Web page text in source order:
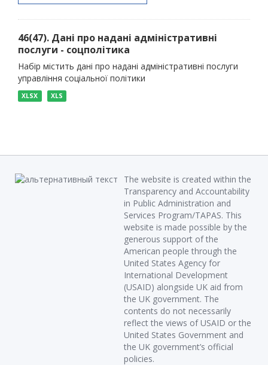
46(47). Дані про надані адміністративні
послуги - соцполітика
Набір містить дані про надані адміністративні послуги
управління соціальної політики
XLSX XLS
The website is created within the
Transparency and Accountability
in Public Administration and
Services Program/TAPAS. This
website is made possible by the
generous support of the
American people through the
United States Agency for
International Development
(USAID) alongside UK aid from
the UK government. The
contents do not necessarily
reflect the views of USAID or the
United States Government and
the UK government’s official
policies.